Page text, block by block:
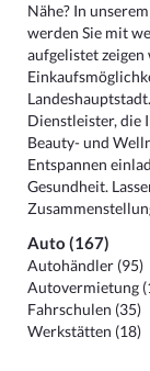
Nähe? In
werden Sie mit
aufgelistet zeigen
Dienstleister, die
Beauty- und
Entspannen
Gesundheit.
Auto (167)
Autohändler (95)
Autovermietung
Fahrschulen (35)
Werkstätten (18)